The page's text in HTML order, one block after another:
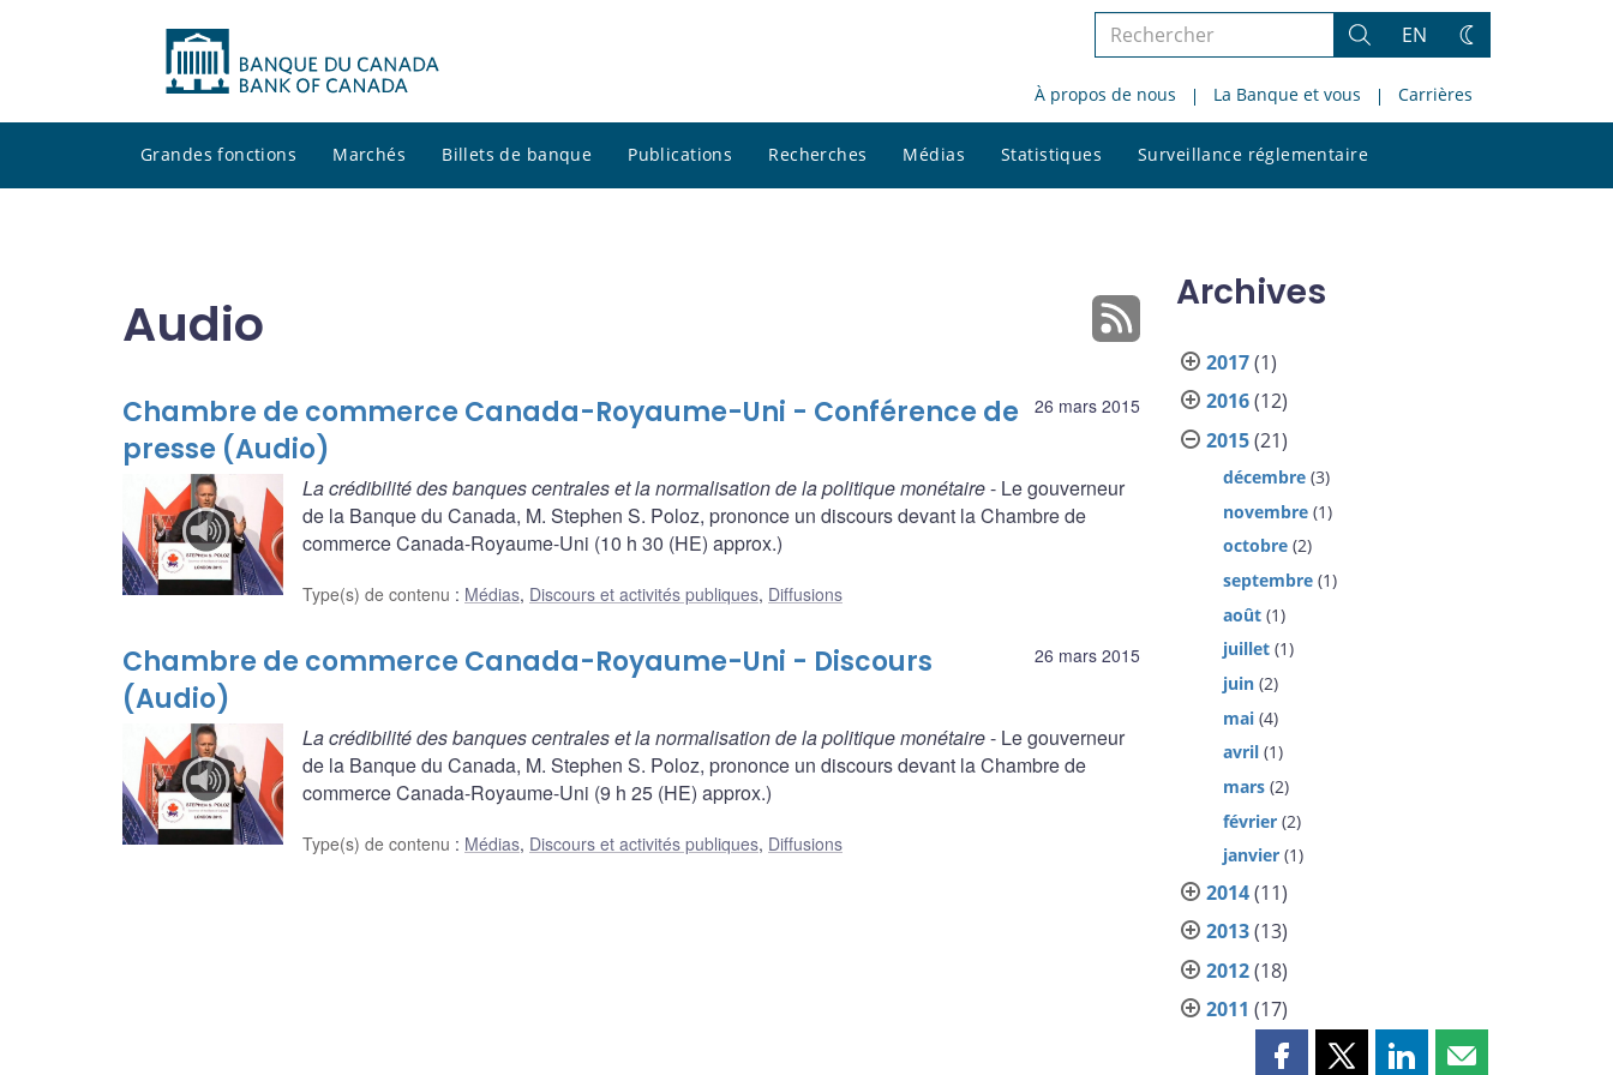
Rechercher
le
site
Rechercher
EN
Changez
thème
À propos de nous La Banque et vous Carrières
Grandes fonctions Marchés Billets de banque Publications Recherches Médias Statistiques Surveillance réglementaire
le
Audio
26 mars 2015
Chambre de commerce Canada-Royaume-Uni - Conférence de
presse (Audio)
La crédibilité des banques centrales et la normalisation de la politique monétaire- Le gouverneur
de la Banque du Canada, M. Stephen S. Poloz, prononce un discours devant la Chambre de
commerce Canada-Royaume-Uni (10 h 30 (HE) approx.)
Type(s) de contenu : Médias, Discours et activités publiques, Diffusions
26 mars 2015
Chambre de commerce Canada-Royaume-Uni - Discours
(Audio)
La crédibilité des banques centrales et la normalisation de la politique monétaire- Le gouverneur
de la Banque du Canada, M. Stephen S. Poloz, prononce un discours devant la Chambre de
commerce Canada-Royaume-Uni (9 h 25 (HE) approx.)
Type(s) de contenu : Médias, Discours et activités publiques, Diffusions
Archives
2017(1)
2016(12)
2015(21)
décembre (3)
novembre (1)
octobre (2)
septembre (1)
août (1)
juillet (1)
juin (2)
mai (4)
avril (1)
mars (2)
février (2)
janvier (1)
2014(11)
2013(13)
2012(18)
2011 (17)
PartagerPartagerPartagerPartager